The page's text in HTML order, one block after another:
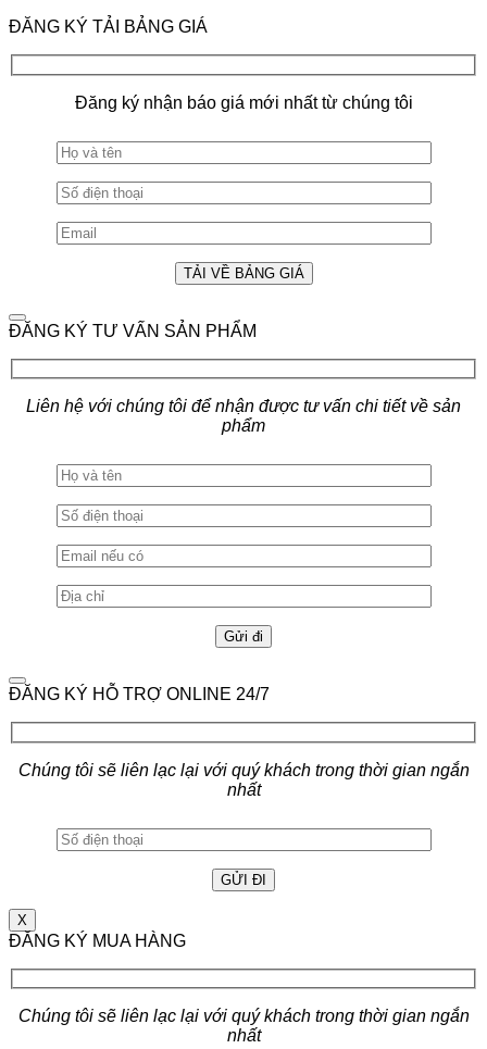
ĐĂNG KÝ TẢI BẢNG GIÁ
Đăng ký nhận báo giá mới nhất từ chúng tôi
ĐĂNG KÝ TƯ VẤN SẢN PHẨM
Liên hệ với chúng tôi để nhận được tư vấn chi tiết về sản
phẩm
ĐĂNG KÝ HỖ TRỢ ONLINE 24/7
Chúng tôi sẽ liên lạc lại với quý khách trong thời gian ngắn
nhất
X
ĐĂNG KÝ MUA HÀNG
Chúng tôi sẽ liên lạc lại với quý khách trong thời gian ngắn
nhất